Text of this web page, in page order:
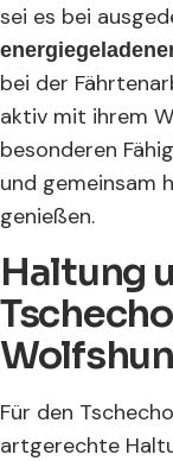
sei es bei
bei der
aktiv mit ihrem
besonderen
und gemeinsam
genießen.
Haltung
Für den
artgerechte